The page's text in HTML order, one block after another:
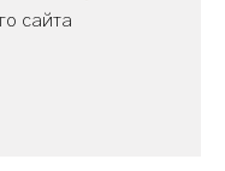
сайта